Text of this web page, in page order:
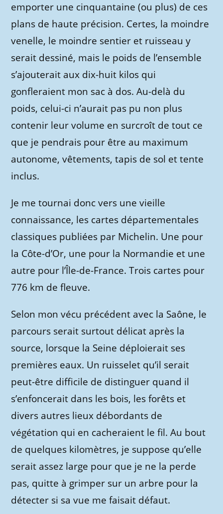
emporter une cinquantaine (ou plus) de ces
plans de haute précision. Certes, la moindre
venelle, le moindre sentier et ruisseau y
serait dessiné, mais le poids de l’ensemble
s’ajouterait aux dix-huit kilos qui
gonfleraient mon sac à dos. Au-delà du
poids, celui-ci n’aurait pas pu non plus
contenir leur volume en surcroît de tout ce
que je pendrais pour être au maximum
autonome, vêtements, tapis de sol et tente
inclus.
Je me tournai donc vers une vieille
connaissance, les cartes départementales
classiques publiées par Michelin. Une pour
la Côte-d’Or, une pour la Normandie et une
autre pour l’Île-de-France. Trois cartes pour
776 km de fleuve.
Selon mon vécu précédent avec la Saône, le
parcours serait surtout délicat après la
source, lorsque la Seine déploierait ses
premières eaux. Un ruisselet qu’il serait
peut-être difficile de distinguer quand il
s’enfoncerait dans les bois, les forêts et
divers autres lieux débordants de
végétation qui en cacheraient le fil. Au bout
de quelques kilomètres, je suppose qu’elle
serait assez large pour que je ne la perde
pas, quitte à grimper sur un arbre pour la
détecter si sa vue me faisait défaut.